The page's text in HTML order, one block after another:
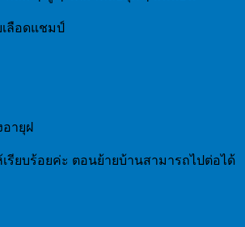
เลือดแชมป์
ายุฝ
รียบร้อยค่ะ ตอนย้ายบ้านสามารถไปต่อได้